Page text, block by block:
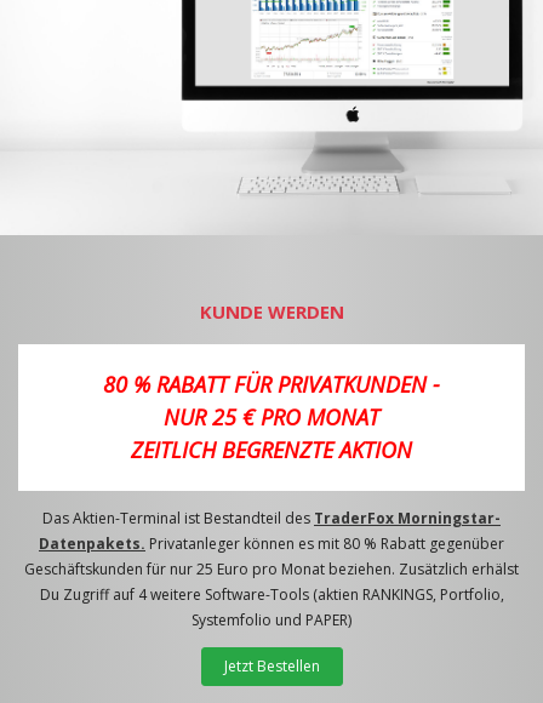
KUNDE WERDEN
80 % RABATT FÜR PRIVATKUNDEN -
NUR 25 € PRO MONAT
ZEITLICH BEGRENZTE AKTION
Das Aktien-Terminal ist Bestandteil des TraderFox Morningstar-
Datenpakets. Privatanleger können es mit 80 % Rabatt gegenüber
Geschäftskunden für nur 25 Euro pro Monat beziehen. Zusätzlich erhälst
Du Zugriff auf 4 weitere Software-Tools (aktien RANKINGS, Portfolio,
Systemfolio und PAPER)
Jetzt Bestellen